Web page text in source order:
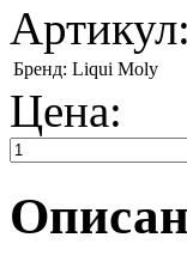
Артикул:
Бренд: Liqui Moly
Цена: